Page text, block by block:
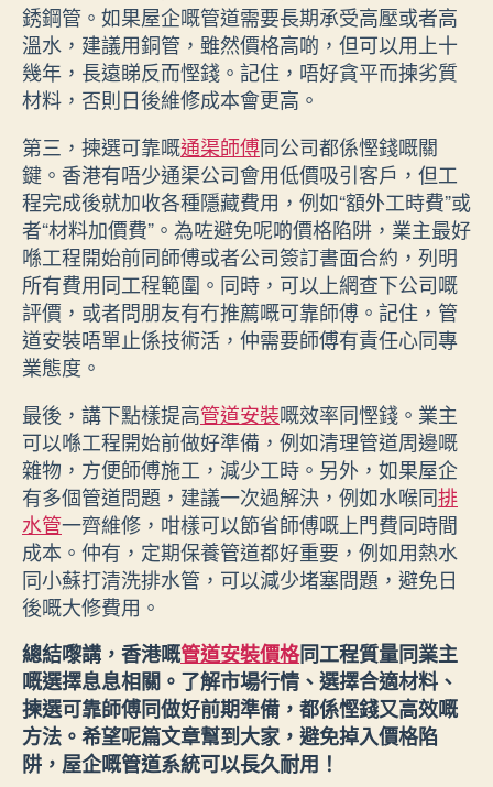
銹鋼管。如果屋企嘅管道需要長期承受高壓或者高
溫水，建議用銅管，雖然價格高啲，但可以用上十
幾年，長遠睇反而慳錢。記住，唔好貪平而揀劣質
材料，否則日後維修成本會更高。
第三，揀選可靠嘅通渠師傅同公司都係慳錢嘅關
鍵。香港有唔少通渠公司會用低價吸引客戶，但工
程完成後就加收各種隱藏費用，例如“額外工時費”或
者“材料加價費”。為咗避免呢啲價格陷阱，業主最好
喺工程開始前同師傅或者公司簽訂書面合約，列明
所有費用同工程範圍。同時，可以上網查下公司嘅
評價，或者問朋友有冇推薦嘅可靠師傅。記住，管
道安裝唔單止係技術活，仲需要師傅有責任心同專
業態度。
最後，講下點樣提高管道安裝嘅效率同慳錢。業主
可以喺工程開始前做好準備，例如清理管道周邊嘅
雜物，方便師傅施工，減少工時。另外，如果屋企
有多個管道問題，建議一次過解決，例如水喉同排
水管一齊維修，咁樣可以節省師傅嘅上門費同時間
成本。仲有，定期保養管道都好重要，例如用熱水
同小蘇打清洗排水管，可以減少堵塞問題，避免日
後嘅大修費用。
總結嚟講，香港嘅管道安裝價格同工程質量同業主
嘅選擇息息相關。了解市場行情、選擇合適材料、
揀選可靠師傅同做好前期準備，都係慳錢又高效嘅
方法。希望呢篇文章幫到大家，避免掉入價格陷
阱，屋企嘅管道系統可以長久耐用！